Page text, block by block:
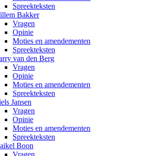
Spreekteksten
Bakker
Vragen
Opinie
Moties en amendementen
Spreekteksten
van den Berg
Vragen
Opinie
Moties en amendementen
Spreekteksten
Jansen
Vragen
Opinie
Moties en amendementen
Spreekteksten
Boon
Vragen